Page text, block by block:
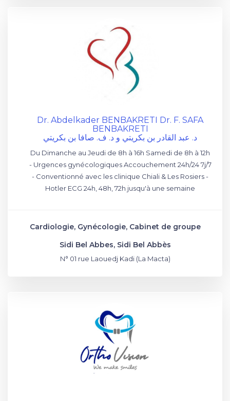
Dr. Abdelkader BENBAKRETI Dr. F. SAFA
BENBAKRETI
د. عبد القادر بن بكريتي و د. ف. صافا بن بكريتي
Du Dimanche au Jeudi de 8h à 16h Samedi de 8h à 12h
- Urgences gynécologiques Accouchement 24h/24 7j/7
- Conventionné avec les clinique Chiali & Les Rosiers -
Hotler ECG 24h, 48h, 72h jusqu'à une semaine
Cardiologie, Gynécologie, Cabinet de groupe
Sidi Bel Abbes, Sidi Bel Abbès
N° 01 rue Laouedj Kadi (La Macta)